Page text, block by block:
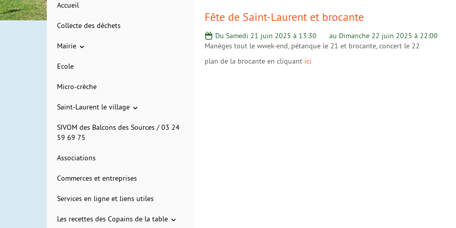
Accueil
Collecte des déchets
Mairie
Ecole
Micro-crèche
Saint-Laurent le village
SIVOM des Balcons des Sources / 03 24
59 69 75
Associations
Commerces et entreprises
Services en ligne et liens utiles
Les recettes des Copains de la table
Fête de Saint-Laurent et brocante
Samedi 21 juin 2025 à 13:30
Dimanche 22 juin 2025 à 22:00
Manèges tout le wwek-end, pétanque le 21 et brocante, concert le 22
plan de la brocante en cliquant ici